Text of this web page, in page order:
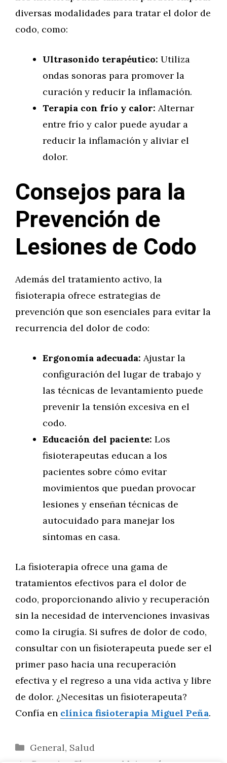
diversas modalidades para tratar el dolor de
codo, como:
Ultrasonido terapéutico: Utiliza
ondas sonoras para promover la
curación y reducir la inflamación.
Terapia con frío y calor: Alternar
entre frío y calor puede ayudar a
reducir la inflamación y aliviar el
dolor.
Consejos para la
Prevención de
Lesiones de Codo
Además del tratamiento activo, la
fisioterapia ofrece estrategias de
prevención que son esenciales para evitar la
recurrencia del dolor de codo:
Ergonomía adecuada: Ajustar la
configuración del lugar de trabajo y
las técnicas de levantamiento puede
prevenir la tensión excesiva en el
codo.
Educación del paciente: Los
fisioterapeutas educan a los
pacientes sobre cómo evitar
movimientos que puedan provocar
lesiones y enseñan técnicas de
autocuidado para manejar los
síntomas en casa.
La fisioterapia ofrece una gama de
tratamientos efectivos para el dolor de
codo, proporcionando alivio y recuperación
sin la necesidad de intervenciones invasivas
como la cirugía. Si sufres de dolor de codo,
consultar con un fisioterapeuta puede ser el
primer paso hacia una recuperación
efectiva y el regreso a una vida activa y libre
de dolor. ¿Necesitas un fisioterapeuta?
Confía en clínica fisioterapia Miguel Peña.
Categorías
General, Salud